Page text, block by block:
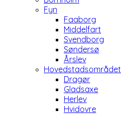
Fyn
Faaborg
Middelfart
Svendborg
Søndersø
Årslev
Hovedstadsområdet
Dragør
Gladsaxe
Herlev
Hvidovre